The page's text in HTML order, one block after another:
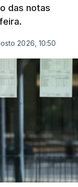
das notas
2026, 10:50